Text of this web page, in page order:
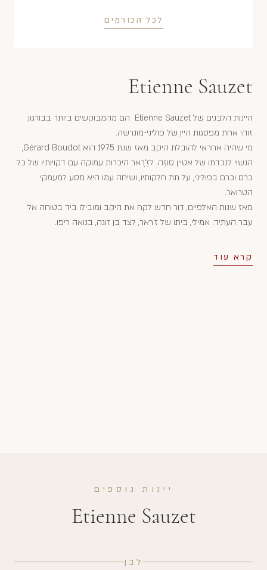
לכל הכורמים
Etienne Sauzet
היינות הלבנים של Etienne Sauzet הם מהמבוקשים ביותר בבורגון.
זוהי אחת מפסגות היין של פוליני-מונרשה.
מי שהיה אחראי להובלת היקב מאז שנת 1975 הוא Gérard Boudot,
הנשוי לנכדתו של אטיין סוֹזֶה. לזֶ'רָאר היכרות עמוקה עם דקויותיו של כל
כרם וכרם בפוליני, על תת חלקותיו, ושיחה עמו היא מסע למעמקי
הטרואר.
מאז שנות האלפיים, דור חדש לקח את היקב ומובילו ביד בטוחה אל
עבר העתיד: אמילי, ביתו של ז'ראר, לצד בן זוגה, בנואה ריפו.
קרא עוד
יינות נוספים
Etienne Sauzet
לבן